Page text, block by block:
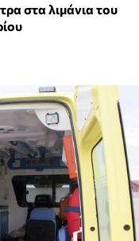
στα λιμάνια του